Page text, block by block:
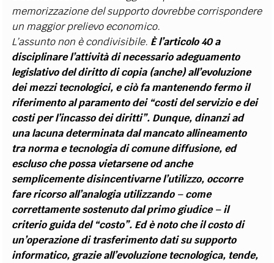
memorizzazione del supporto dovrebbe corrispondere
un maggior prelievo economico.
L’assunto non è condivisibile. È l’articolo 40 a
disciplinare l’attività di necessario adeguamento
legislativo del diritto di copia (anche) all’evoluzione
dei mezzi tecnologici, e ciò fa mantenendo fermo il
riferimento al paramento dei “costi del servizio e dei
costi per l’incasso dei diritti”. Dunque, dinanzi ad
una lacuna determinata dal mancato allineamento
tra norma e tecnologia di comune diffusione, ed
escluso che possa vietarsene od anche
semplicemente disincentivarne l’utilizzo, occorre
fare ricorso all’analogia utilizzando – come
correttamente sostenuto dal primo giudice – il
criterio guida del “costo”. Ed è noto che il costo di
un’operazione di trasferimento dati su supporto
informatico, grazie all’evoluzione tecnologica, tende,